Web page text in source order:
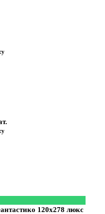
120х278 люкс